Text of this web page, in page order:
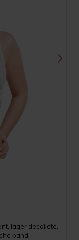
lager decolleté,
band